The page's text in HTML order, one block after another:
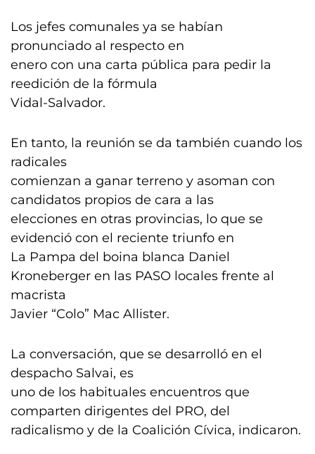
Los jefes comunales ya se habían
pronunciado al respecto en
enero con una carta pública para pedir la
reedición de la fórmula
Vidal-Salvador.
En tanto, la reunión se da también cuando los
radicales
comienzan a ganar terreno y asoman con
candidatos propios de cara a las
elecciones en otras provincias, lo que se
evidenció con el reciente triunfo en
La Pampa del boina blanca Daniel
Kroneberger en las PASO locales frente al
macrista
Javier “Colo” Mac Allister.
La conversación, que se desarrolló en el
despacho Salvai, es
uno de los habituales encuentros que
comparten dirigentes del PRO, del
radicalismo y de la Coalición Cívica, indicaron.